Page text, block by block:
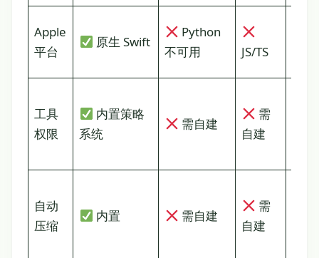
Apple
平台
原生 Swift
Python
不可用
JS/TS
工具
权限
内置策略
系统
需自建
需
自建
自动
压缩
内置 需自建
需
自建